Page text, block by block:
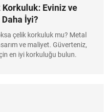
Eviniz ve
İyi?
çelik korkuluk mu? Metal
ve maliyet. Güverteniz,
en iyi korkuluğu bulun.